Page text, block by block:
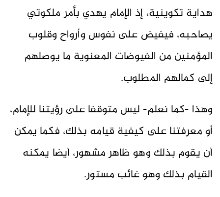
هداية تكوينية، إذ الإمام يهدي بأمر ملكوتي
يصاحبه، فيفيض على نفوس وأرواح وقلوب
المؤمنين من الفيوضات المعنوية ما يوصلهم
إلى كمالهم المطلوب.
وهذا -كما نعلم- ليس متوقفا على رؤيتنا للإمام،
أو معرفتنا على كيفية قيامه بذلك، فكما يمكن
أن يقوم بذلك وهو ظاهر مشهور، أيضا يمكنه
القيام بذلك وهو غائب مستور.